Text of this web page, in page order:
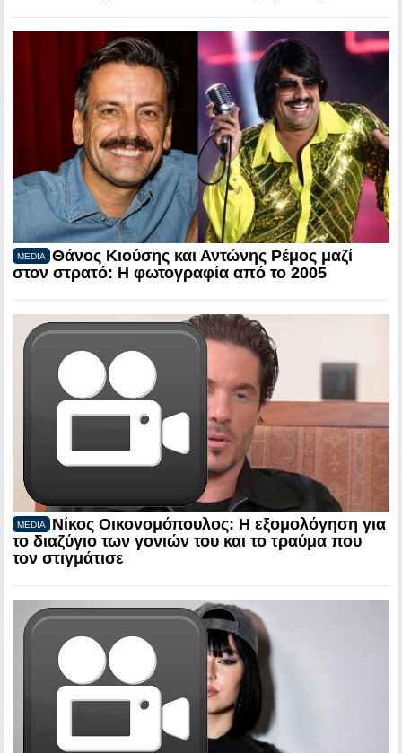
MEDIA
Θάνος Κιούσης και Αντώνης Ρέμος μαζί
στον στρατό: Η φωτογραφία από το 2005
MEDIA
Νίκος Οικονομόπουλος: Η εξομολόγηση για
το διαζύγιο των γονιών του και το τραύμα που
τον στιγμάτισε